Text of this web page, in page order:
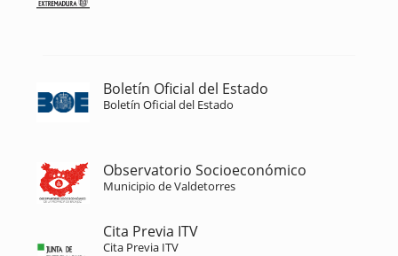
Boletín Oficial del Estado
Boletín Oficial del Estado
Observatorio Socioeconómico
Municipio de Valdetorres
Cita Previa ITV
Cita Previa ITV